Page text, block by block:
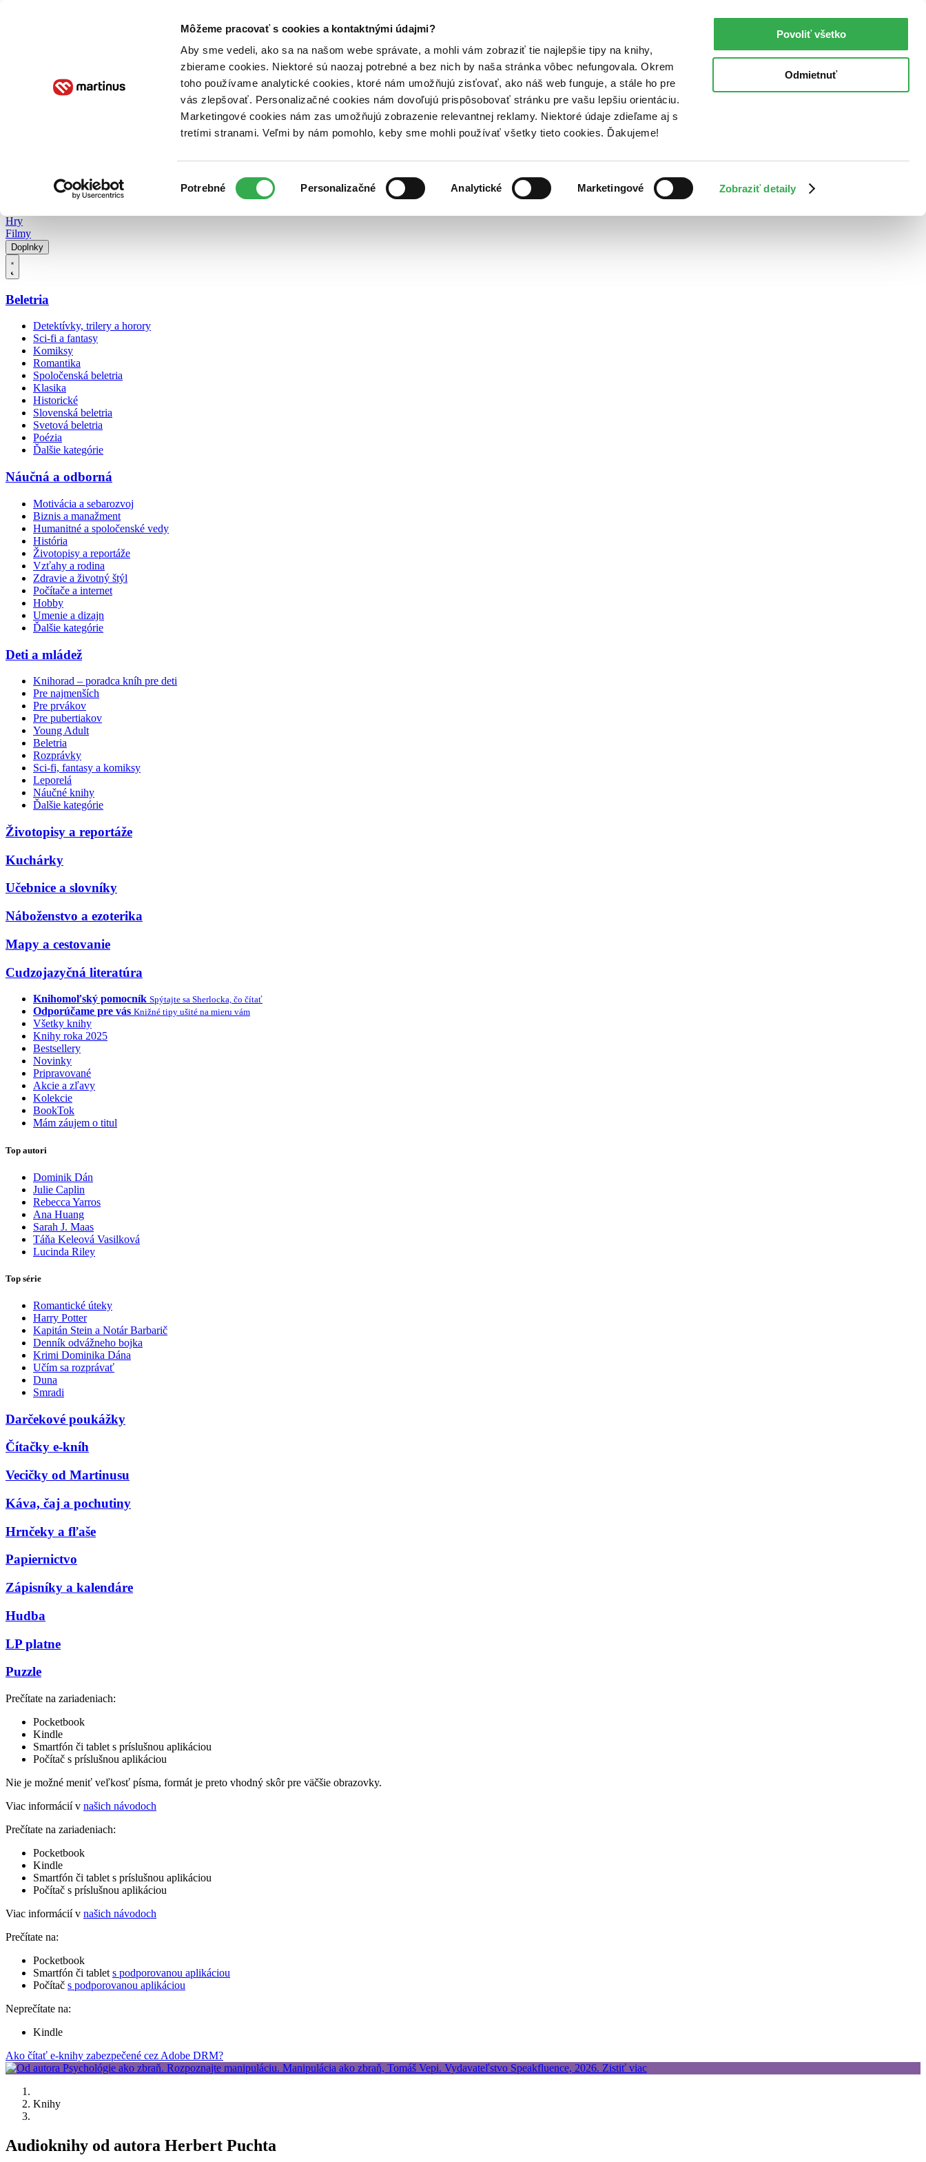
Môžeme pracovať s cookies a kontaktnými údajmi?
Aby sme vedeli, ako sa na našom webe správate, a mohli vám zobraziť tie najlepšie tipy na knihy,
zbierame cookies. Niektoré sú naozaj potrebné a bez nich by naša stránka vôbec nefungovala. Okrem
toho používame analytické cookies, ktoré nám umožňujú zisťovať, ako náš web funguje, a stále ho pre
vás zlepšovať. Personalizačné cookies nám dovoľujú prispôsobovať stránku pre vašu lepšiu orientáciu.
Marketingové cookies nám zas umožňujú zobrazenie relevantnej reklamy. Niektoré údaje zdieľame aj s
tretími stranami. Veľmi by nám pomohlo, keby sme mohli používať všetky tieto cookies. Ďakujeme!
súhlasu
Potrebné Personalizačné Analytické Marketingové Zobraziť detaily
Povoliť všetko
Odmietnuť
Poukážky Kontakt
Hry
Filmy
Doplnky
Beletria
Detektívky, trilery a horory
Sci-fi a fantasy
Komiksy
Romantika
Spoločenská beletria
Klasika
Historické
Slovenská beletria
Svetová beletria
Poézia
Ďalšie kategórie
Náučná a odborná
Motivácia a sebarozvoj
Biznis a manažment
Humanitné a spoločenské vedy
História
Životopisy a reportáže
Vzťahy a rodina
Zdravie a životný štýl
Počítače a internet
Hobby
Umenie a dizajn
Ďalšie kategórie
Deti a mládež
Knihorad – poradca kníh pre deti
Pre najmenších
Pre prvákov
Pre pubertiakov
Young Adult
Beletria
Rozprávky
Sci-fi, fantasy a komiksy
Leporelá
Náučné knihy
Ďalšie kategórie
Životopisy a reportáže
Kuchárky
Učebnice a slovníky
Náboženstvo a ezoterika
Mapy a cestovanie
Cudzojazyčná literatúra
Knihomoľský pomocník Spýtajte sa Sherlocka, čo čítať
Odporúčame pre vás Knižné tipy ušité na mieru vám
Všetky knihy
Knihy roka 2025
Bestsellery
Novinky
Pripravované
Akcie a zľavy
Kolekcie
BookTok
Mám záujem o titul
Top autori
Dominik Dán
Julie Caplin
Rebecca Yarros
Ana Huang
Sarah J. Maas
Táňa Keleová Vasilková
Lucinda Riley
Top série
Romantické úteky
Harry Potter
Kapitán Stein a Notár Barbarič
Denník odvážneho bojka
Krimi Dominika Dána
Učím sa rozprávať
Duna
Smradi
Darčekové poukážky
Čítačky e-kníh
Vecičky od Martinusu
Káva, čaj a pochutiny
Hrnčeky a fľaše
Papiernictvo
Zápisníky a kalendáre
Hudba
LP platne
Puzzle
Prečítate na zariadeniach:
Pocketbook
Kindle
Smartfón či tablet s príslušnou aplikáciou
Počítač s príslušnou aplikáciou
Nie je možné meniť veľkosť písma, formát je preto vhodný skôr pre väčšie obrazovky.
Viac informácií v našich návodoch
Prečítate na zariadeniach:
Pocketbook
Kindle
Smartfón či tablet s príslušnou aplikáciou
Počítač s príslušnou aplikáciou
Viac informácií v našich návodoch
Prečítate na:
Pocketbook
Smartfón či tablet s podporovanou aplikáciou
Počítač s podporovanou aplikáciou
Neprečítate na:
Kindle
Ako čítať e-knihy zabezpečené cez Adobe DRM?
Knihy
Audioknihy od autora Herbert Puchta